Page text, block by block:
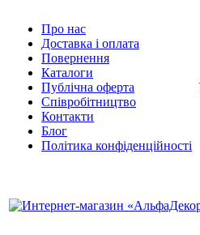
Про нас
Доставка i оплата
Повернення
Каталоги
Публічна оферта
Співробітництво
Контакти
Блог
Політика конфіденційності